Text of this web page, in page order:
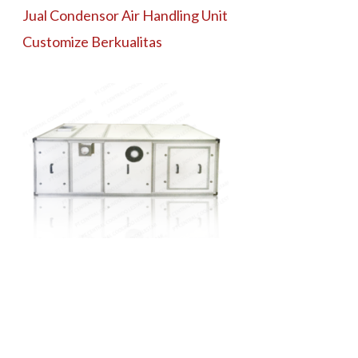
Jual Condensor Air Handling Unit
Customize Berkualitas